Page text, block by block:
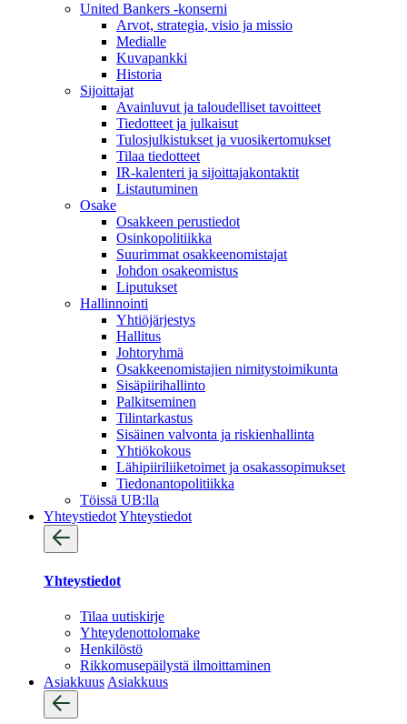
United Bankers -konserni
Arvot, strategia, visio ja missio
Medialle
Kuvapankki
Historia
Sijoittajat
Avainluvut ja taloudelliset tavoitteet
Tiedotteet ja julkaisut
Tulosjulkistukset ja vuosikertomukset
Tilaa tiedotteet
IR-kalenteri ja sijoittajakontaktit
Listautuminen
Osake
Osakkeen perustiedot
Osinkopolitiikka
Suurimmat osakkeenomistajat
Johdon osakeomistus
Liputukset
Hallinnointi
Yhtiöjärjestys
Hallitus
Johtoryhmä
Osakkeenomistajien nimitystoimikunta
Sisäpiirihallinto
Palkitseminen
Tilintarkastus
Sisäinen valvonta ja riskienhallinta
Yhtiökokous
Lähipiiriliiketoimet ja osakassopimukset
Tiedonantopolitiikka
Töissä UB:lla
YhteystiedotYhteystiedot
Yhteystiedot
Tilaa uutiskirje
Yhteydenotto­lomake
Henkilöstö
Rikkomusepäilystä ilmoittaminen
Asiakkuus Asiakkuus